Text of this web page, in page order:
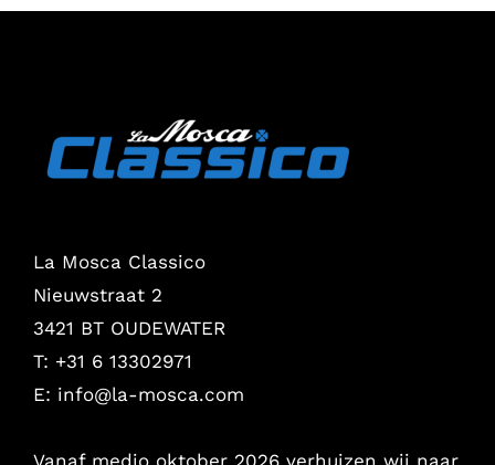
La Mosca Classico
Nieuwstraat 2
3421 BT OUDEWATER
T: +31 6 13302971
E: info@la-mosca.com
Vanaf medio oktober 2026 verhuizen wij naar